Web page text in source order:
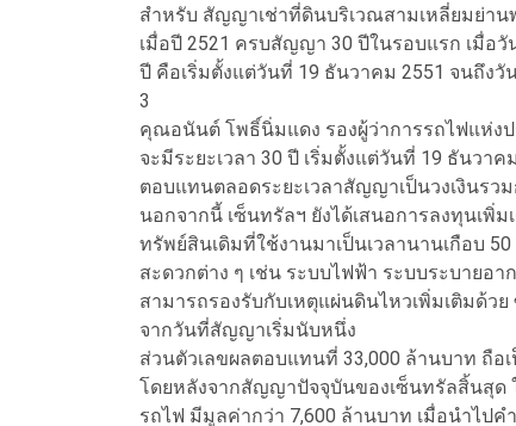
สำหรับ สัญญาเช่าที่ดินบริเวณสามเหลี่ยมย่า
เมื่อปี 2521 ครบสัญญา 30 ปีในรอบแรก เมื่อ
ปี คือเริ่มตั้งแต่วันที่ 19 ธันวาคม 2551 จนถึง
3
คุณอนันต์ โพธิ์นิ่มแดง รองผู้ว่าการรถไฟแห่ง
จะมีระยะเวลา 30 ปี เริ่มตั้งแต่วันที่ 19 ธันวา
ตอบแทนตลอดระยะเวลาสัญญาเป็นวงเงินรว
นอกจากนี้ เซ็นทรัลฯ ยังได้เสนอการลงทุนเพิ่
ทรัพย์สินเดิมที่ใช้งานมาเป็นเวลานานเกือบ
สะดวกต่าง ๆ เช่น ระบบไฟฟ้า ระบบระบายอ
สามารถรองรับกับเหตุแผ่นดินไหวเพิ่มเติมด้ว
จากวันที่สัญญาเริ่มนับหนึ่ง
ส่วนตัวเลขผลตอบแทนที่ 33,000 ล้านบาท ถือ
โดยหลังจากสัญญาปัจจุบันของเซ็นทรัลสิ้นสุด
รถไฟ มีมูลค่ากว่า 7,600 ล้านบาท เมื่อนำไป